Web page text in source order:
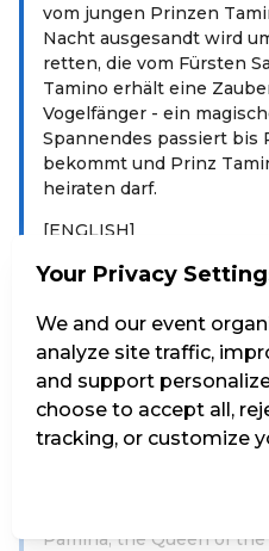
vom jungen Prinzen
Nacht ausgesandt wird
retten, die vom Fürsten
Tamino erhält eine
Vogelfänger - ein
Spannendes passiert bis
bekommt und Prinz
heiraten darf.
[ENGLISH]
The composer Wolfgang
friendly way Spoken
1h15min incl 15min
and other languages at
The story begins in the
little house, still standing
Pamina, the Queen of
Your Privacy
We and our event
analyze site traffic,
and support
choose to accept all,
tracking, or customize